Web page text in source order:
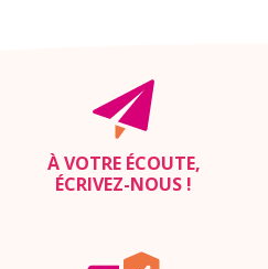
À VOTRE ÉCOUTE,
ÉCRIVEZ-NOUS !